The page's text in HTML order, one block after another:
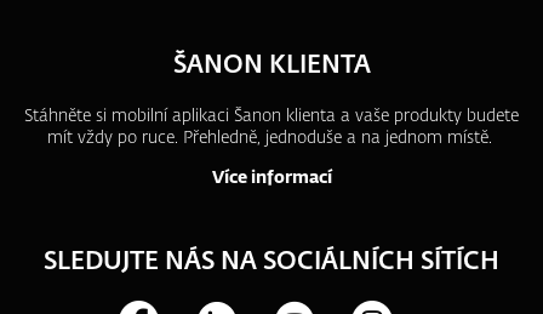
ŠANON KLIENTA
Stáhněte si mobilní aplikaci Šanon klienta a vaše produkty budete
mít vždy po ruce. Přehledně, jednoduše a na jednom místě.
Více informací
SLEDUJTE NÁS NA SOCIÁLNÍCH SÍTÍCH